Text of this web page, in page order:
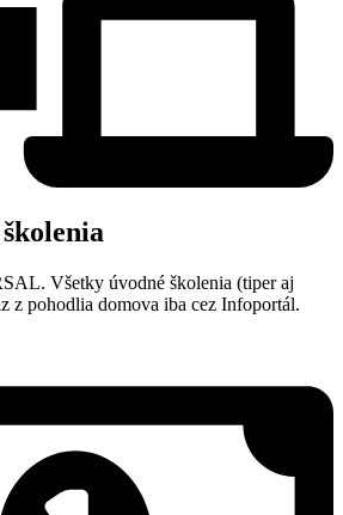
Všetky úvodné školenia (tiper aj
z pohodlia domova iba cez Infoportál.